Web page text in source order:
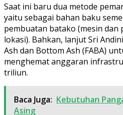
Saat ini baru dua metode
yaitu sebagai bahan baku
pembuatan batako (mesin dan
lokasi). Bahkan, lanjut Sri
Ash dan Bottom Ash (FABA)
menghemat anggaran
triliun.
Baca Juga: Kebutuhan
Asing